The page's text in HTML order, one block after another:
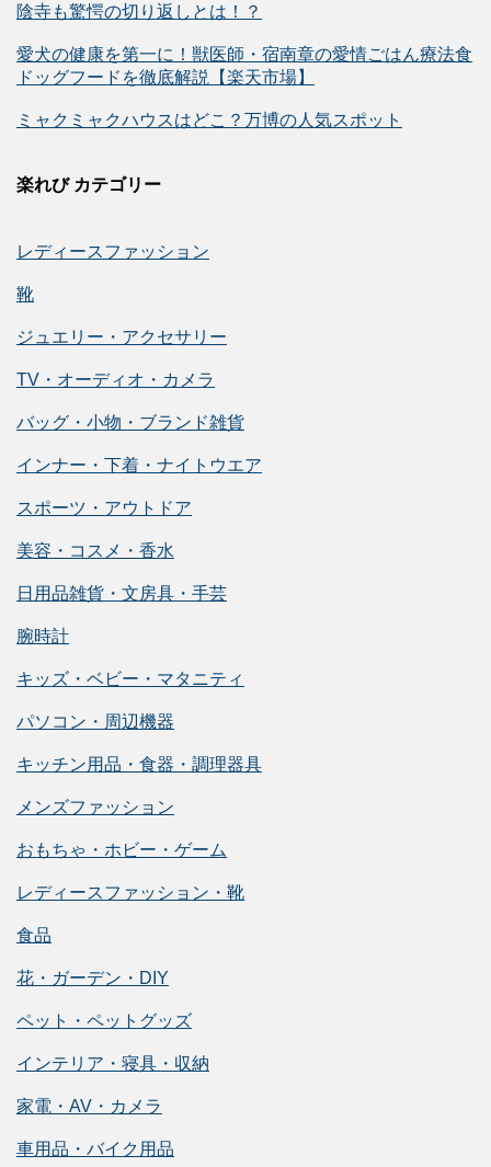
陰寺も驚愕の切り返しとは！？
愛犬の健康を第一に！獣医師・宿南章の愛情ごはん療法食
ドッグフードを徹底解説【楽天市場】
ミャクミャクハウスはどこ？万博の人気スポット
楽れび カテゴリー
レディースファッション
靴
ジュエリー・アクセサリー
TV・オーディオ・カメラ
バッグ・小物・ブランド雑貨
インナー・下着・ナイトウエア
スポーツ・アウトドア
美容・コスメ・香水
日用品雑貨・文房具・手芸
腕時計
キッズ・ベビー・マタニティ
パソコン・周辺機器
キッチン用品・食器・調理器具
メンズファッション
おもちゃ・ホビー・ゲーム
レディースファッション・靴
食品
花・ガーデン・DIY
ペット・ペットグッズ
インテリア・寝具・収納
家電・AV・カメラ
車用品・バイク用品